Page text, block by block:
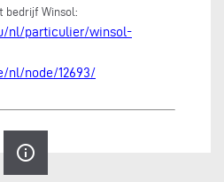
bedrijf Winsol:
nl/particulier/winsol-
nl/node/12693/
info_outline